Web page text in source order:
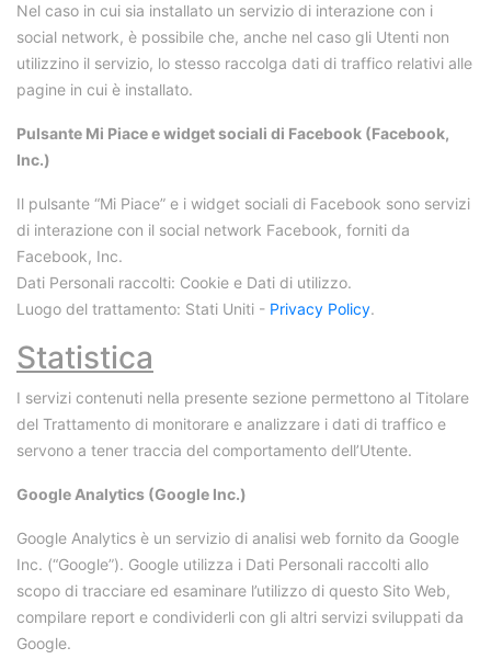
Nel caso in cui sia installato un servizio di interazione con i
social network, è possibile che, anche nel caso gli Utenti non
utilizzino il servizio, lo stesso raccolga dati di traffico relativi alle
pagine in cui è installato.
Pulsante Mi Piace e widget sociali di Facebook (Facebook,
Inc.)
Il pulsante “Mi Piace” e i widget sociali di Facebook sono servizi
di interazione con il social network Facebook, forniti da
Facebook, Inc.
Dati Personali raccolti: Cookie e Dati di utilizzo.
Luogo del trattamento: Stati Uniti - Privacy Policy.
Statistica
I servizi contenuti nella presente sezione permettono al Titolare
del Trattamento di monitorare e analizzare i dati di traffico e
servono a tener traccia del comportamento dell’Utente.
Google Analytics (Google Inc.)
Google Analytics è un servizio di analisi web fornito da Google
Inc. (“Google”). Google utilizza i Dati Personali raccolti allo
scopo di tracciare ed esaminare l’utilizzo di questo Sito Web,
compilare report e condividerli con gli altri servizi sviluppati da
Google.